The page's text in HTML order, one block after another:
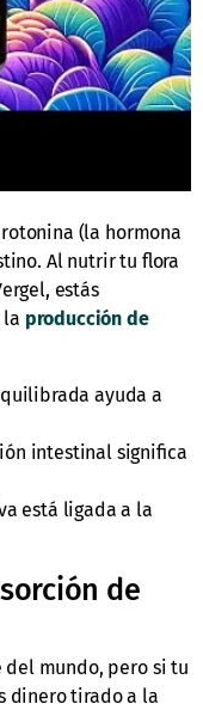
(la hormona
Al nutrir tu flora
estás
la producción de
ayuda a
intestinal significa
está ligada a la
de
mundo, pero si tu
dinero tirado a la